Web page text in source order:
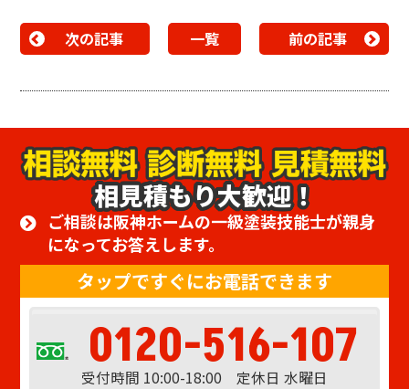
次の記事 一覧 前の記事
相見積もり大歓迎！
ご相談は阪神ホームの一級塗装技能士が親身
になってお答えします。
タップですぐにお電話できます
0120-516-107
受付時間 10:00-18:00 定休日 水曜日